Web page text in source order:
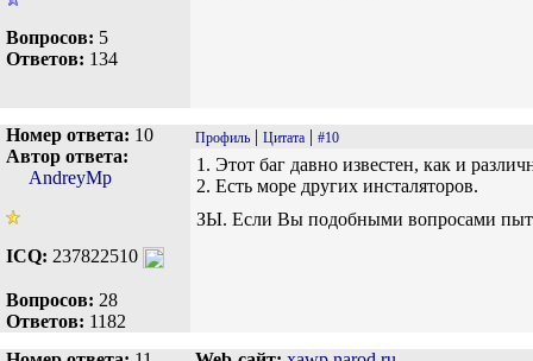
Вопросов: 5
Ответов: 134
Номер ответа: 10
Автор ответа:
AndreyMp
ICQ: 237822510
Вопросов: 28
Ответов: 1182
Профиль | Цитата | #10
1. Этот баг давно известен, как и
2. Есть море других инсталяторов.
ЗЫ. Если Вы подобными вопросами